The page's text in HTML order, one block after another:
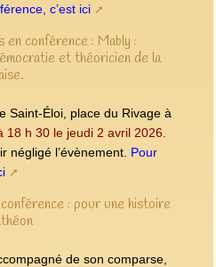
c’est ici
en conférence : Mably :
et théoricien de la
Saint-Éloi, place du Rivage à
18 h 30 le jeudi 2 avril 2026.
négligé l’évènement. Pour
: pour une histoire
de son comparse,